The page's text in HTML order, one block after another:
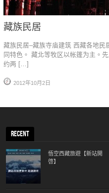
藏族民居
藏族民居–藏族寺庙建筑 西藏各地民
同特色。 藏北等牧区以帐篷为主。
约两 […]
2012年10月2日
RECENT
悟空西藏旅遊【新站開
啓】